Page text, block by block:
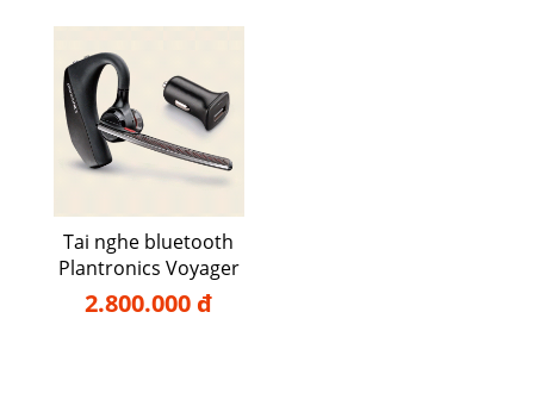
Tai nghe bluetooth
Plantronics Voyager
5220
2.800.000 đ